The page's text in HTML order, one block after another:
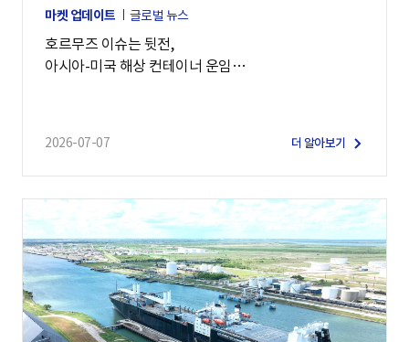
마켓 업데이트 글로벌 뉴스
호르무즈 이슈는 뒷전,
아시아-미국 해상 컨테이너 운임
2026-07-07 더 알아보기